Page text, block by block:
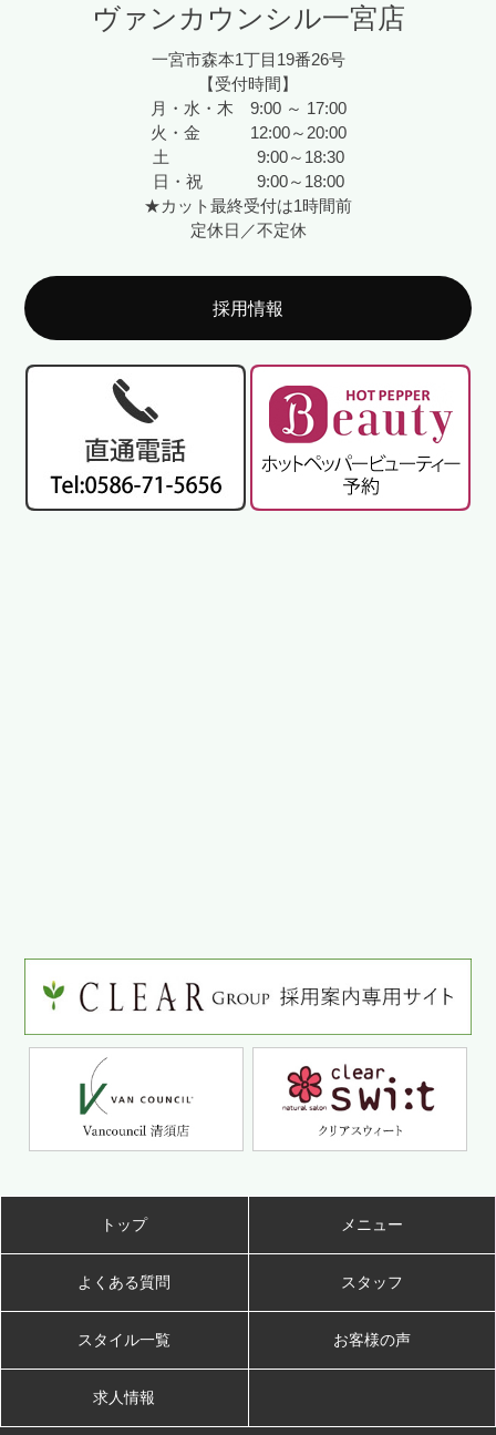
ヴァンカウンシル一宮店
一宮市森本1丁目19番26号
【受付時間】
月・水・木 9:00 ～ 17:00
火・金 12:00～20:00
土 9:00～18:30
日・祝 9:00～18:00
★カット最終受付は1時間前
定休日／不定休
採用情報
トップ メニュー
よくある質問 スタッフ
スタイル一覧 お客様の声
求人情報